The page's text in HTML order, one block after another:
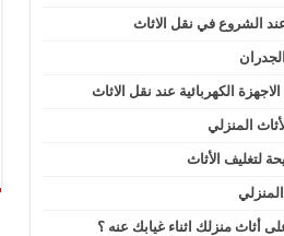
الشروع في نقل الاثاث
الكهربائية عند نقل الاثاث
المنزلي
لتغليف الأثاث
أثاث منزلك اثناء غيابك عنه ؟